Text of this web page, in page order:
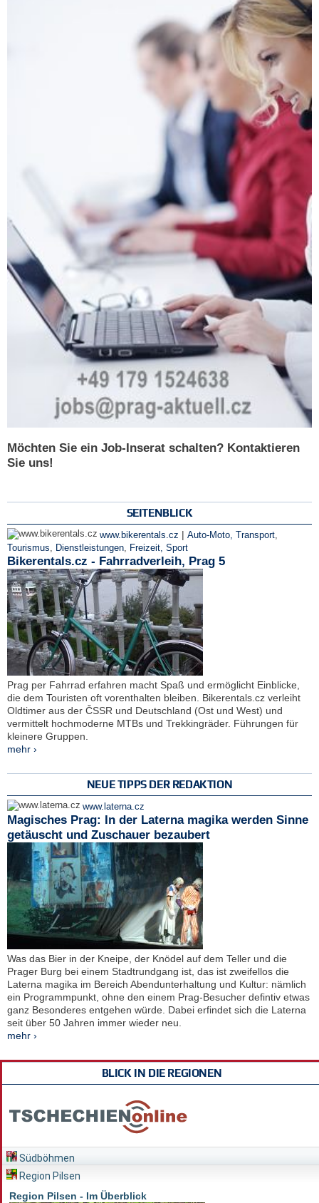
Möchten Sie ein Job-Inserat schalten? Kontaktieren
Sie uns!
SEITENBLICK
www.bikerentals.cz | Auto-Moto, Transport
Tourismus
Dienstleistungen Freizeit, Sport
Bikerentals.cz - Fahrradverleih, Prag 5
Prag per Fahrrad erfahren macht Spaß und ermöglicht Einblicke,
die dem Touristen oft vorenthalten bleiben. Bikerentals.cz verleiht
Oldtimer aus der ČSSR und Deutschland (Ost und West) und
vermittelt hochmoderne MTBs und Trekkingräder. Führungen für
kleinere Gruppen.
mehr ›
NEUE TIPPS DER REDAKTION
www.laterna.cz
Magisches Prag: In der Laterna magika werden Sinne
getäuscht und Zuschauer bezaubert
Was das Bier in der Kneipe, der Knödel auf dem Teller und die
Prager Burg bei einem Stadtrundgang ist, das ist zweifellos die
Laterna magika im Bereich Abendunterhaltung und Kultur: nämlich
ein Programmpunkt, ohne den einem Prag-Besucher defintiv etwas
ganz Besonderes entgehen würde. Dabei erfindet sich die Laterna
seit über 50 Jahren immer wieder neu.
mehr ›
BLICK IN DIE REGIONEN
Südböhmen
Region Pilsen
Region Pilsen - Im Überblick